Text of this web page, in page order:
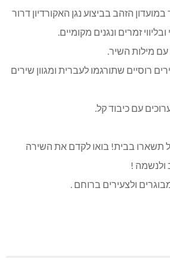
הזהב בביצוע נגן האקורדיון דרור
זמרים ונגנים מקומיים.
מילות השיר.
רוסיים שתורגמו לעברית ומגוון שירים
עם כיבוד קל.
תשארו בבית! בואו לקדם את השירה
ולנשמה !
ולצעירים ברוחם .